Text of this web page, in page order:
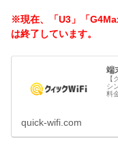
※現在、「U3」「
は終了しています。
端
【
シ
料
quick-wifi.com